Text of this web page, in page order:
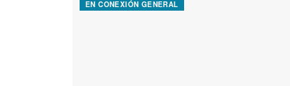
EN CONEXIÓN GENERAL